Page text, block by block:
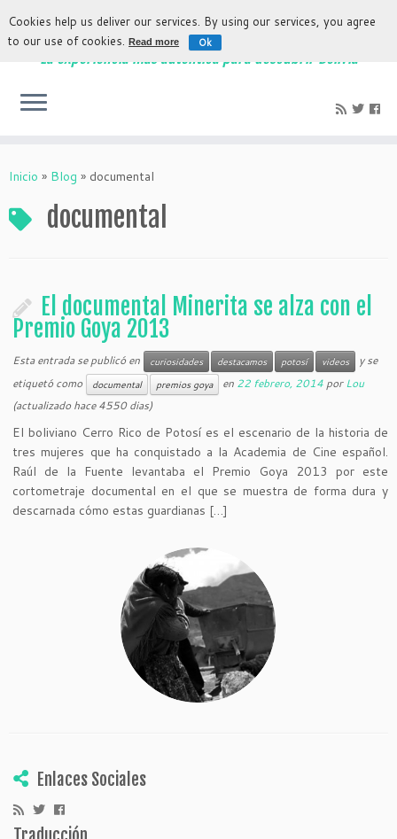
La experiencia más auténtica para descubrir Bolivia
Inicio » Blog » documental
documental
El documental Minerita se alza con el
Premio Goya 2013
Esta entrada se publicó en curiosidades destacamos potosí videos
y se
etiquetó como
documental premios goya en 22 febrero, 2014 porLou
(actualizado hace 4550 dias)
El boliviano Cerro Rico de Potosí es el escenario de la historia de
tres mujeres que ha conquistado a la Academia de Cine español.
Raúl de la Fuente levantaba el Premio Goya 2013 por este
cortometraje documental en el que se muestra de forma dura y
descarnada cómo estas guardianas […]
Enlaces Sociales
Cookies help us deliver our services. By using our services, you agree
to our use of cookies.Read more Ok